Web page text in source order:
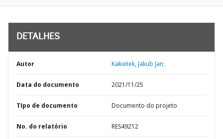
DETALHES
Autor Kakietek, Jakub Jan;
Data do documento 2021/11/25
TIpo de documento Documento do projeto
No. do relatório RES49212